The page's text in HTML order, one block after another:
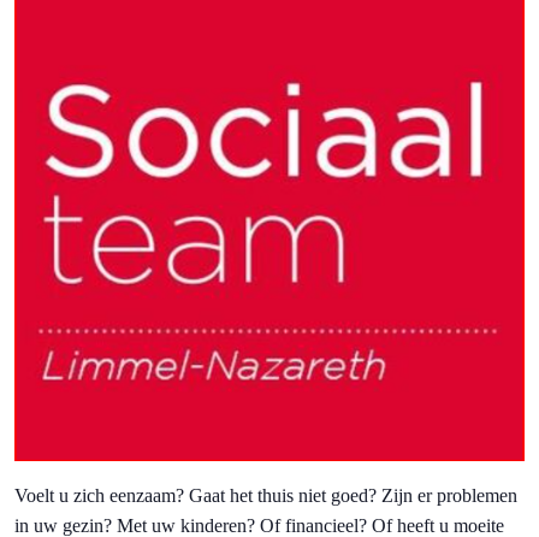
Voelt u zich eenzaam? Gaat het thuis niet goed? Zijn er problemen
in uw gezin? Met uw kinderen? Of financieel? Of heeft u moeite